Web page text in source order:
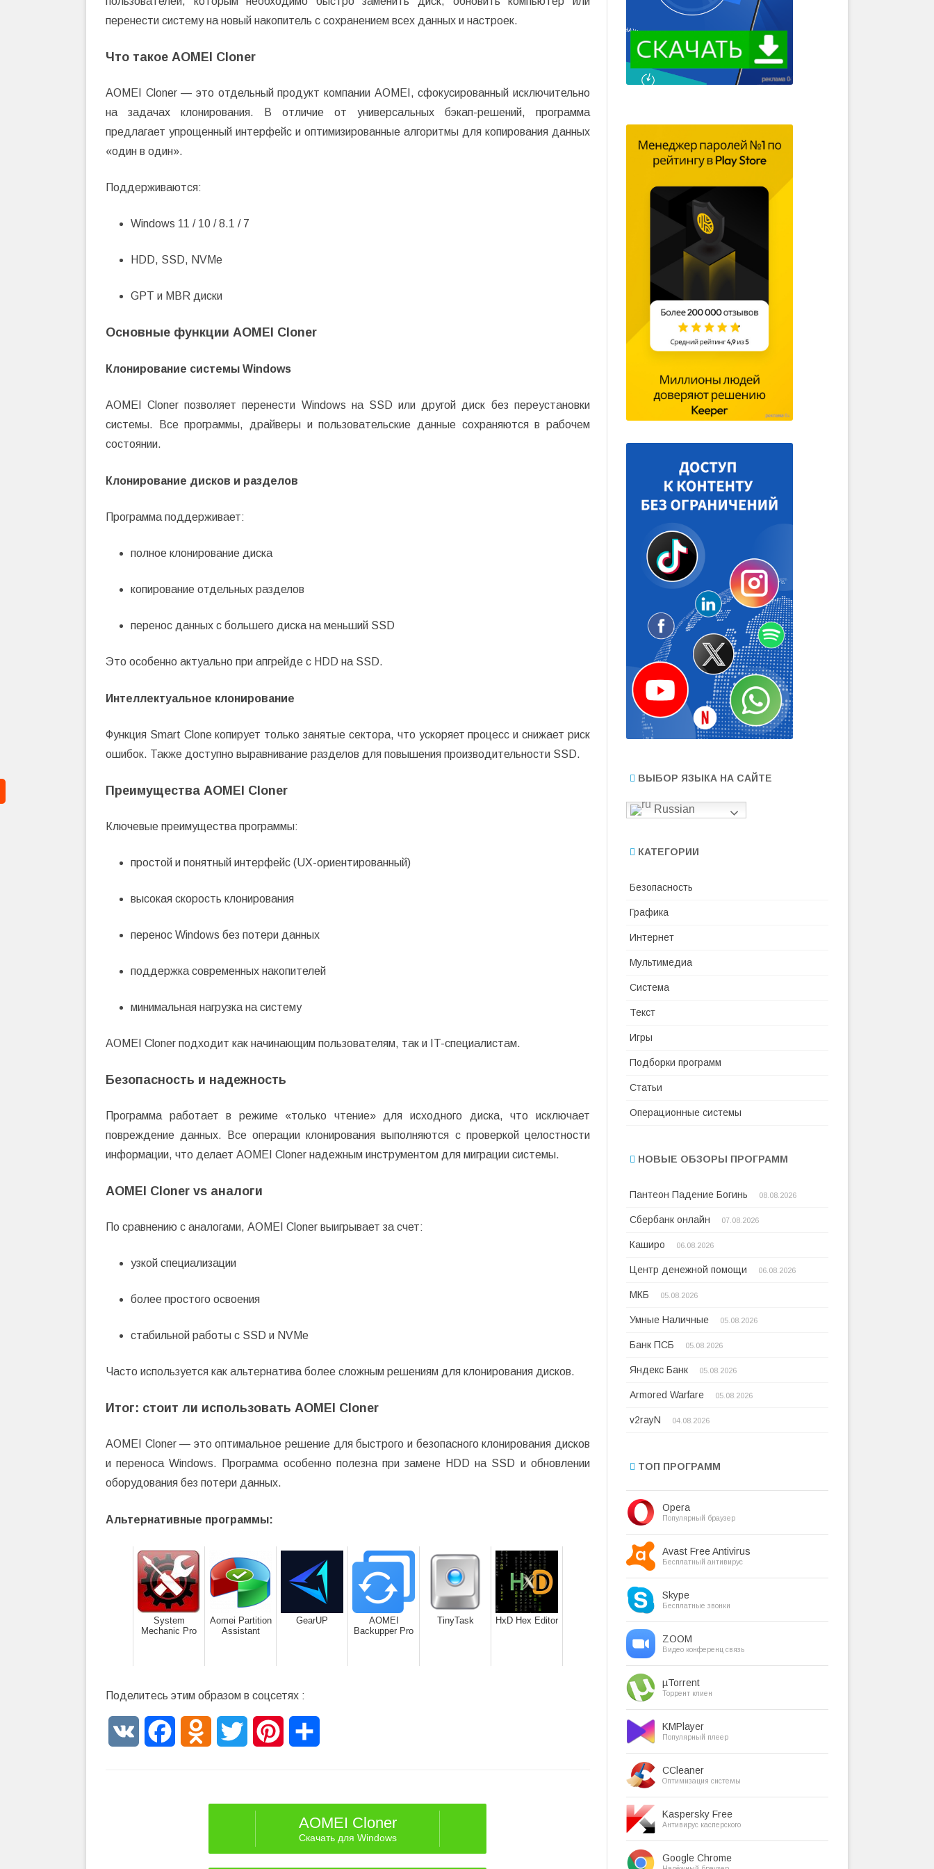
перенести систему на новый накопитель с сохранением всех данных и настроек.
Что такое AOMEI Cloner
AOMEI Cloner — это отдельный продукт компании AOMEI, сфокусированный исключительно
на задачах клонирования. В отличие от универсальных бэкап-решений, программа
предлагает упрощенный интерфейс и оптимизированные алгоритмы для копирования данных
«один в один».
Поддерживаются:
Windows 11 / 10 / 8.1 / 7
HDD, SSD, NVMe
GPT и MBR диски
Основные функции AOMEI Cloner
Клонирование системы Windows
AOMEI Cloner позволяет перенести Windows на SSD или другой диск без переустановки
системы. Все программы, драйверы и пользовательские данные сохраняются в рабочем
состоянии.
Клонирование дисков и разделов
Программа поддерживает:
полное клонирование диска
копирование отдельных разделов
перенос данных с большего диска на меньший SSD
Это особенно актуально при апгрейде с HDD на SSD.
Интеллектуальное клонирование
Функция Smart Clone копирует только занятые сектора, что ускоряет процесс и снижает риск
ошибок. Также доступно выравнивание разделов для повышения производительности SSD.
Преимущества AOMEI Cloner
Ключевые преимущества программы:
простой и понятный интерфейс (UX-ориентированный)
высокая скорость клонирования
перенос Windows без потери данных
поддержка современных накопителей
минимальная нагрузка на систему
AOMEI Cloner подходит как начинающим пользователям, так и IT-специалистам.
Безопасность и надежность
Программа работает в режиме «только чтение» для исходного диска, что исключает
повреждение данных. Все операции клонирования выполняются с проверкой целостности
информации, что делает AOMEI Cloner надежным инструментом для миграции системы.
AOMEI Cloner vs аналоги
По сравнению с аналогами, AOMEI Cloner выигрывает за счет:
узкой специализации
более простого освоения
стабильной работы с SSD и NVMe
Часто используется как альтернатива более сложным решениям для клонирования дисков.
Итог: стоит ли использовать AOMEI Cloner
AOMEI Cloner — это оптимальное решение для быстрого и безопасного клонирования дисков
и переноса Windows. Программа особенно полезна при замене HDD на SSD и обновлении
оборудования без потери данных.
Альтернативные программы:
System
Mechanic Pro
Aomei Partition
Assistant
GearUP
AOMEI
Backupper Pro
TinyTask HxD Hex Editor
Поделитесь этим образом в соцсетях :
VK FacebookOdnoklassniki
Twitter Pinterest
AOMEI Cloner
Скачать для Windows
ВЫБОР ЯЗЫКА НА САЙТЕ
Russian
КАТЕГОРИИ
Безопасность
Графика
Интернет
Мультимедиа
Система
Текст
Игры
Подборки программ
Статьи
Операционные системы
НОВЫЕ ОБЗОРЫ ПРОГРАММ
Пантеон Падение Богинь 08.08.2026
Сбербанк онлайн 07.08.2026
Каширо 06.08.2026
Центр денежной помощи 06.08.2026
МКБ 05.08.2026
Умные Наличные 05.08.2026
Банк ПСБ 05.08.2026
Яндекс Банк 05.08.2026
Armored Warfare 05.08.2026
v2rayN 04.08.2026
ТОП ПРОГРАММ
Opera
Популярный браузер
Avast Free Antivirus
Бесплатный антивирус
Skype
Бесплатные звонки
ZOOM
Видео конференц связь
µTorrent
Торрент клиен
KMPlayer
Популярный плеер
CCleaner
Оптимизация системы
Kaspersky Free
Антивирус касперского
Google Chrome